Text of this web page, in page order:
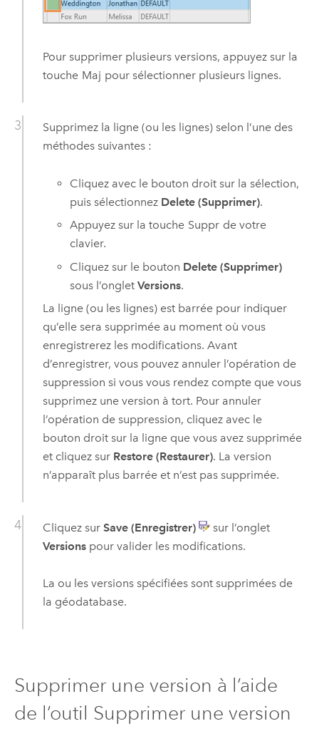
Pour supprimer plusieurs versions, appuyez sur la
touche Maj pour sélectionner plusieurs lignes.
Supprimez la ligne (ou les lignes) selon l’une des
méthodes suivantes :
Cliquez avec le bouton droit sur la sélection,
puis sélectionnez Delete (Supprimer).
Appuyez sur la touche Suppr de votre
clavier.
Cliquez sur le bouton Delete (Supprimer)
sous l’ongletVersions.
La ligne (ou les lignes) est barrée pour indiquer
qu’elle sera supprimée au moment où vous
enregistrerez les modifications. Avant
d’enregistrer, vous pouvez annuler l’opération de
suppression si vous vous rendez compte que vous
supprimez une version à tort. Pour annuler
l’opération de suppression, cliquez avec le
bouton droit sur la ligne que vous avez supprimée
et cliquez sur Restore (Restaurer). La version
n’apparaît plus barrée et n’est pas supprimée.
Cliquez sur Save (Enregistrer)
sur l’onglet
Versionspour valider les modifications.
La ou les versions spécifiées sont supprimées de
la géodatabase.
Supprimer une version à l’aide
de l’outil Supprimer une version